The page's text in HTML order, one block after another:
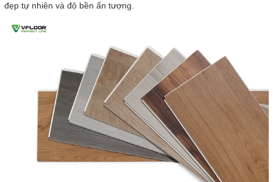
đẹp tự nhiên và độ bền ấn tượng.